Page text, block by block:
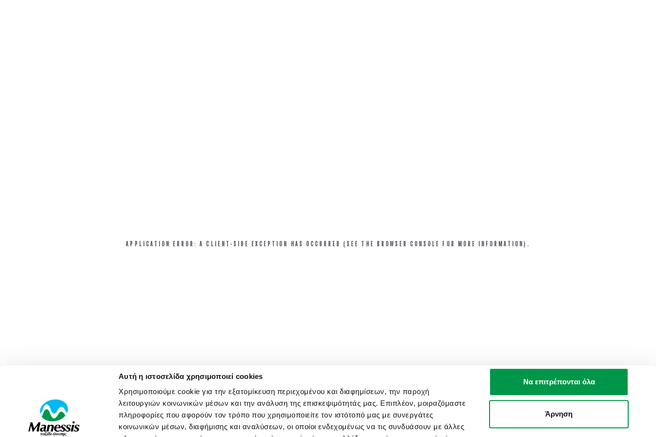
Αυτή η ιστοσελίδα χρησιμοποιεί cookies
Χρησιμοποιούμε cookie για την εξατομίκευση περιεχομένου και διαφημίσεων, την παροχή
λειτουργιών κοινωνικών μέσων και την ανάλυση της επισκεψιμότητάς μας. Επιπλέον, μοιραζόμαστε
πληροφορίες που αφορούν τον τρόπο που χρησιμοποιείτε τον ιστότοπό μας με συνεργάτες
κοινωνικών μέσων, διαφήμισης και αναλύσεων, οι οποίοι ενδεχομένως να τις συνδυάσουν με άλλες
Να επιτρέπονται όλα
Άρνηση
APPLICATION ERROR: A CLIENT-SIDE EXCEPTION HAS OCCURRED (SEE THE BROWSER CONSOLE FOR MORE INFORMATION).